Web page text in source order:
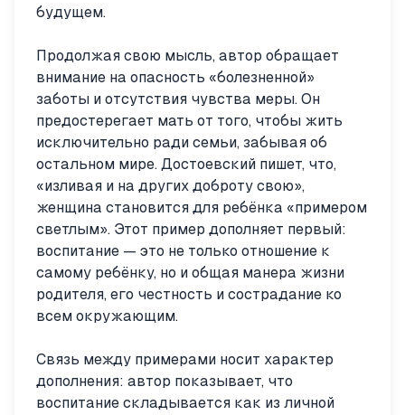
будущем.
Продолжая свою мысль, автор обращает
внимание на опасность «болезненной»
заботы и отсутствия чувства меры. Он
предостерегает мать от того, чтобы жить
исключительно ради семьи, забывая об
остальном мире. Достоевский пишет, что,
«изливая и на других доброту свою»,
женщина становится для ребёнка «примером
светлым». Этот пример дополняет первый:
воспитание — это не только отношение к
самому ребёнку, но и общая манера жизни
родителя, его честность и сострадание ко
всем окружающим.
Связь между примерами носит характер
дополнения: автор показывает, что
воспитание складывается как из личной